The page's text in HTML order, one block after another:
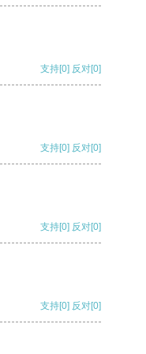
支持[0] 反对[0]
支持[0] 反对[0]
支持[0] 反对[0]
支持[0] 反对[0]